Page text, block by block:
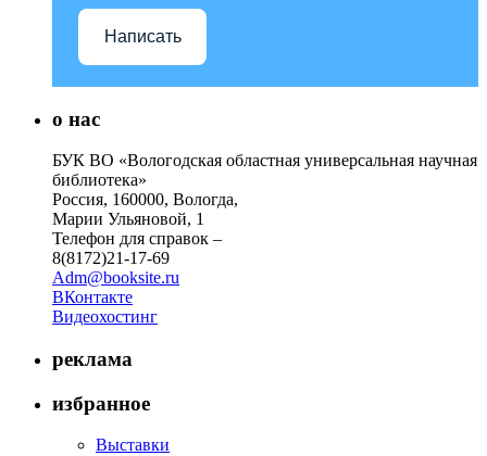
Написать
о нас
БУК ВО «Вологодская областная универсальная научная
библиотека»
Россия, 160000, Вологда,
Марии Ульяновой, 1
Телефон для справок –
8(8172)21-17-69
Adm@booksite.ru
ВКонтакте
Видеохостинг
реклама
избранное
Выставки